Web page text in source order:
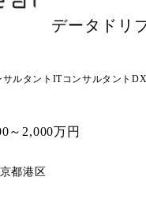
ティングキャリアを選択
グキャリアを選択 ・グループ会社の
メントをしながらPJ推進し
データドリ
ルタント ITコンサルタント
～2,000万円
都港区